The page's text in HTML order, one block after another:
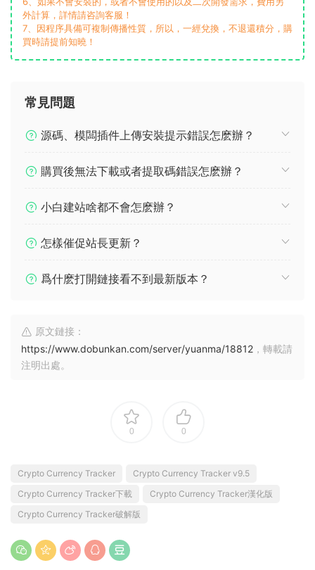
外計算，詳情請咨詢客服！
7、因程序具備可複制傳播性質，所以，一經兌換，不退還積分，購
買時請提前知曉！
常見問題
源碼、模闆插件上傳安裝提示錯誤怎麽辦？
購買後無法下載或者提取碼錯誤怎麽辦？
小白建站啥都不會怎麽辦？
怎樣催促站長更新？
爲什麽打開鏈接看不到最新版本？
原文鏈接：
https://www.dobunkan.com/server/yuanma/18812 ，轉載請
注明出處。
0 0
Crypto Currency Tracker
Crypto Currency Tracker v9.5
Crypto Currency Tracker下載
Crypto Currency Tracker漢化版
Crypto Currency Tracker破解版